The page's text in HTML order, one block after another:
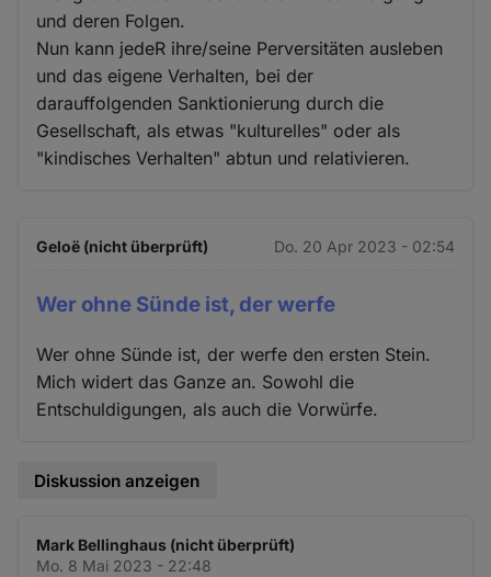
und deren Folgen.
Nun kann jedeR ihre/seine Perversitäten ausleben
und das eigene Verhalten, bei der
darauffolgenden Sanktionierung durch die
Gesellschaft, als etwas "kulturelles" oder als
"kindisches Verhalten" abtun und relativieren.
Geloë (nicht überprüft) Do. 20 Apr 2023 - 02:54
Wer ohne Sünde ist, der werfe
Wer ohne Sünde ist, der werfe den ersten Stein.
Mich widert das Ganze an. Sowohl die
Entschuldigungen, als auch die Vorwürfe.
Diskussion anzeigen
Mark Bellinghaus (nicht überprüft)
Mo. 8 Mai 2023 - 22:48